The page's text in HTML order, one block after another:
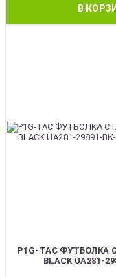
В
P1G-TAC ФУТБОЛКА
BLACK UA281-